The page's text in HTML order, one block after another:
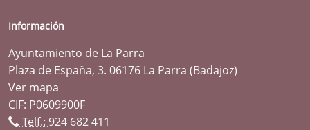
Información
Ayuntamiento de La Parra
Plaza de España, 3. 06176 La Parra (Badajoz)
Ver mapa
CIF: P0609900F
Telf.: 924 682 411